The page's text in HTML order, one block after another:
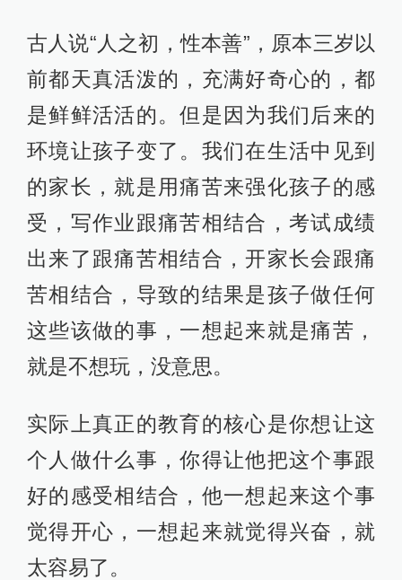
古人说“人之初，性本善”，原本三岁以
前都天真活泼的，充满好奇心的，都
是鲜鲜活活的。但是因为我们后来的
环境让孩子变了。我们在生活中见到
的家长，就是用痛苦来强化孩子的感
受，写作业跟痛苦相结合，考试成绩
出来了跟痛苦相结合，开家长会跟痛
苦相结合，导致的结果是孩子做任何
这些该做的事，一想起来就是痛苦，
就是不想玩，没意思。
实际上真正的教育的核心是你想让这
个人做什么事，你得让他把这个事跟
好的感受相结合，他一想起来这个事
觉得开心，一想起来就觉得兴奋，就
太容易了。